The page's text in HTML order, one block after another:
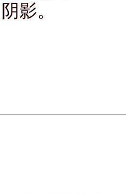
影。